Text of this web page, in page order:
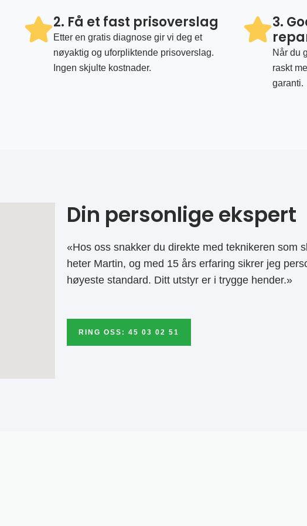
2. Få et fast prisoverslag
Etter en gratis diagnose gir vi deg et
nøyaktig og uforpliktende prisoverslag.
Ingen skjulte kostnader.
3.
Når du
raskt
garanti.
Din personlige ekspert
«Hos oss snakker du direkte med teknikeren som
heter Martin, og med 15 års erfaring sikrer jeg
høyeste standard. Ditt utstyr er i trygge hender.»
RING OSS: 45 03 02 51